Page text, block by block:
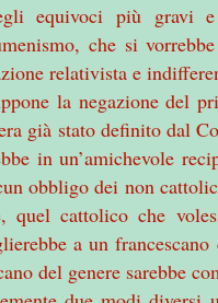
equivoci più gravi
che si
relativista e
la negazione del
già stato definito dal
in un’amichevole
obbligo dei non
quel cattolico che
a un
del genere sarebbe